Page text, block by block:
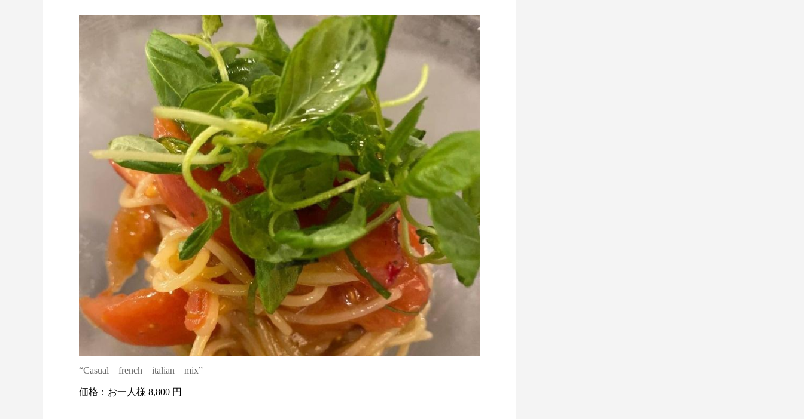
“Casual french italian mix”
価格：お一人様 8,800 円